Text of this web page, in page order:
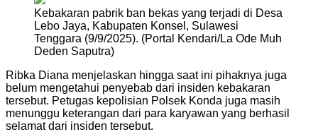
Kebakaran pabrik ban bekas yang terjadi di Desa
Lebo Jaya, Kabupaten Konsel, Sulawesi
Tenggara (9/9/2025). (Portal Kendari/La Ode Muh
Deden Saputra)
Ribka Diana menjelaskan hingga saat ini pihaknya juga
belum mengetahui penyebab dari insiden kebakaran
tersebut. Petugas kepolisian Polsek Konda juga masih
menunggu keterangan dari para karyawan yang berhasil
selamat dari insiden tersebut.